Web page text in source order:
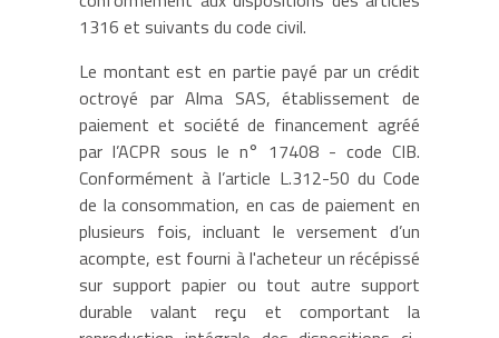
1316 et suivants du code civil.
Le montant est en partie payé par un crédit
octroyé par Alma SAS, établissement de
paiement et société de financement agréé
par l’ACPR sous le n° 17408 - code CIB.
Conformément à l’article L.312-50 du Code
de la consommation, en cas de paiement en
plusieurs fois, incluant le versement d’un
acompte, est fourni à l'acheteur un récépissé
sur support papier ou tout autre support
durable valant reçu et comportant la